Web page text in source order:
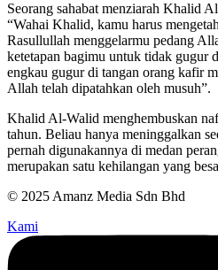
Seorang sahabat menziarah Khalid
“Wahai Khalid, kamu harus
Rasullullah menggelarmu pedang
ketetapan bagimu untuk tidak gugur
engkau gugur di tangan orang kafir
Allah telah dipatahkan oleh musuh”.
Khalid Al-Walid menghembuskan
tahun. Beliau hanya meninggalkan
pernah digunakannya di medan
merupakan satu kehilangan yang
© 2025 Amanz Media Sdn Bhd
Kami